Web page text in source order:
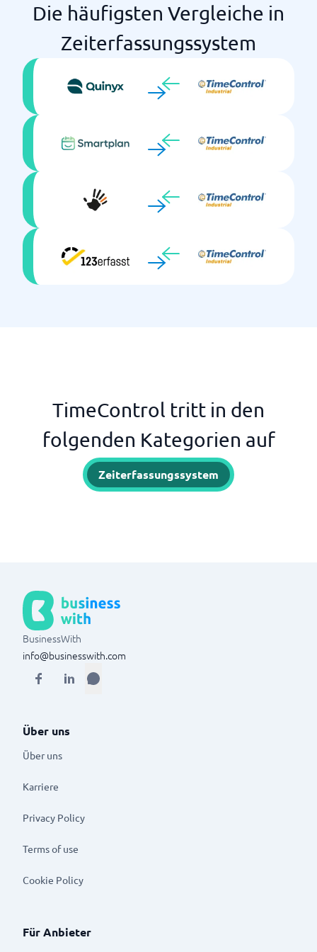
Die häufigsten Vergleiche in
Zeiterfassungssystem
TimeControl tritt in den
folgenden Kategorien auf
Zeiterfassungssystem
BusinessWith
info@businesswith.com
Über uns
Über uns
Karriere
Privacy Policy
Terms of use
Cookie Policy
Für Anbieter